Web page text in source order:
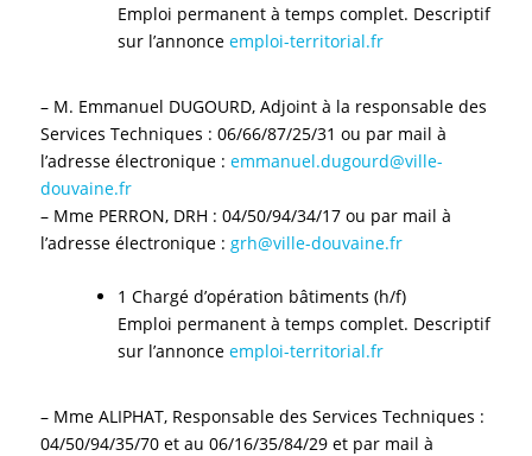
Emploi permanent à temps complet. Descriptif
sur l’annonce emploi-territorial.fr
– M. Emmanuel DUGOURD, Adjoint à la responsable des
Services Techniques : 06/66/87/25/31 ou par mail à
l’adresse électronique : emmanuel.dugourd@ville-
douvaine.fr
– Mme PERRON, DRH : 04/50/94/34/17 ou par mail à
l’adresse électronique : grh@ville-douvaine.fr
1 Chargé d’opération bâtiments (h/f)
Emploi permanent à temps complet. Descriptif
sur l’annonce emploi-territorial.fr
– Mme ALIPHAT, Responsable des Services Techniques :
04/50/94/35/70 et au 06/16/35/84/29 et par mail à